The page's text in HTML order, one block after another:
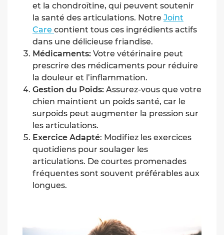
et la chondroïtine, qui peuvent soutenir
la santé des articulations. Notre Joint
Care contient tous ces ingrédients actifs
dans une délicieuse friandise.
Médicaments: Votre vétérinaire peut
prescrire des médicaments pour réduire
la douleur et l’inflammation.
Gestion du Poids: Assurez-vous que votre
chien maintient un poids santé, car le
surpoids peut augmenter la pression sur
les articulations.
Exercice Adapté: Modifiez les exercices
quotidiens pour soulager les
articulations. De courtes promenades
fréquentes sont souvent préférables aux
longues.